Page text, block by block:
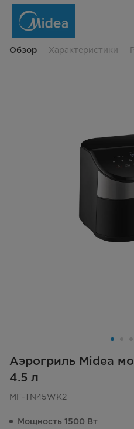
мощностью
Обзор Характеристики
Аэрогриль Midea
4.5 л
MF-TN45WK2
Мощность 1500 Вт